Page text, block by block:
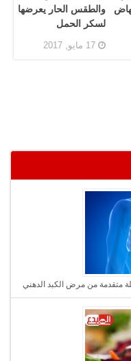
والطقس الحار يعرضها
لسكر الحمل
17 مايو, 2017
متقدمة من مرض الكبد الدهني